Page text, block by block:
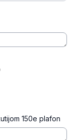
150e plafon